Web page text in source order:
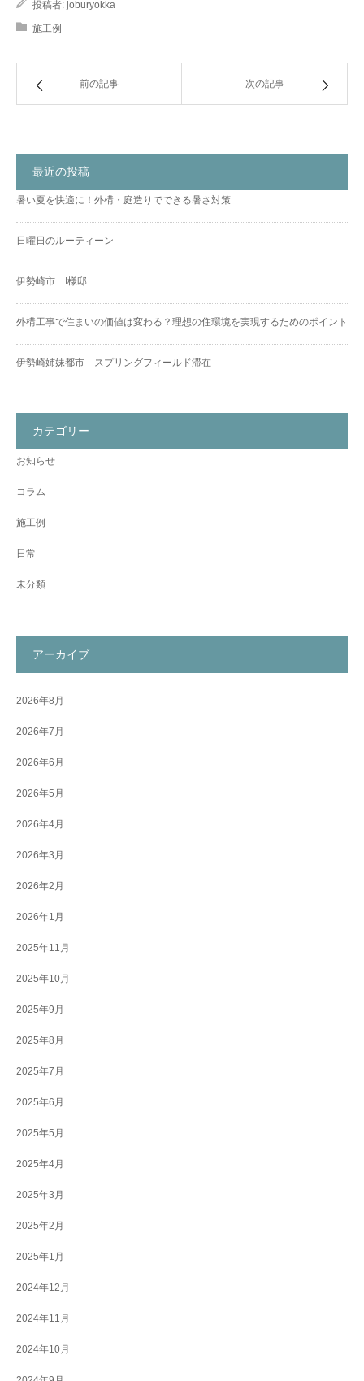
投稿者: joburyokka
施工例
前の記事 次の記事
最近の投稿
暑い夏を快適に！外構・庭造りでできる暑さ対策
日曜日のルーティーン
伊勢崎市 I様邸
外構工事で住まいの価値は変わる？理想の住環境を実現するためのポイント
伊勢崎姉妹都市 スプリングフィールド滞在
カテゴリー
お知らせ
コラム
施工例
日常
未分類
アーカイブ
2026年8月
2026年7月
2026年6月
2026年5月
2026年4月
2026年3月
2026年2月
2026年1月
2025年11月
2025年10月
2025年9月
2025年8月
2025年7月
2025年6月
2025年5月
2025年4月
2025年3月
2025年2月
2025年1月
2024年12月
2024年11月
2024年10月